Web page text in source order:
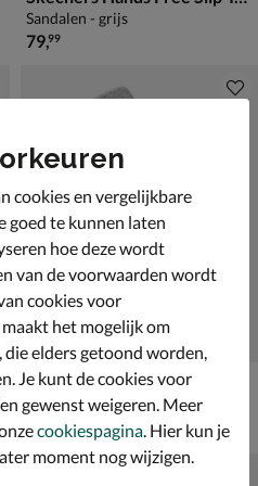
Sandalen - grijs
€ 79,99
79,99
Skechers 3-Pack
Sokken - grijs
€ 9,99
9,99
cookies en vergelijkbare
goed te kunnen laten
hoe deze wordt
van de voorwaarden wordt
cookies voor
het mogelijk om
elders getoond worden,
Je kunt de cookies voor
gewenst weigeren. Meer
cookiespagina. Hier kun je
moment nog wijzigen.